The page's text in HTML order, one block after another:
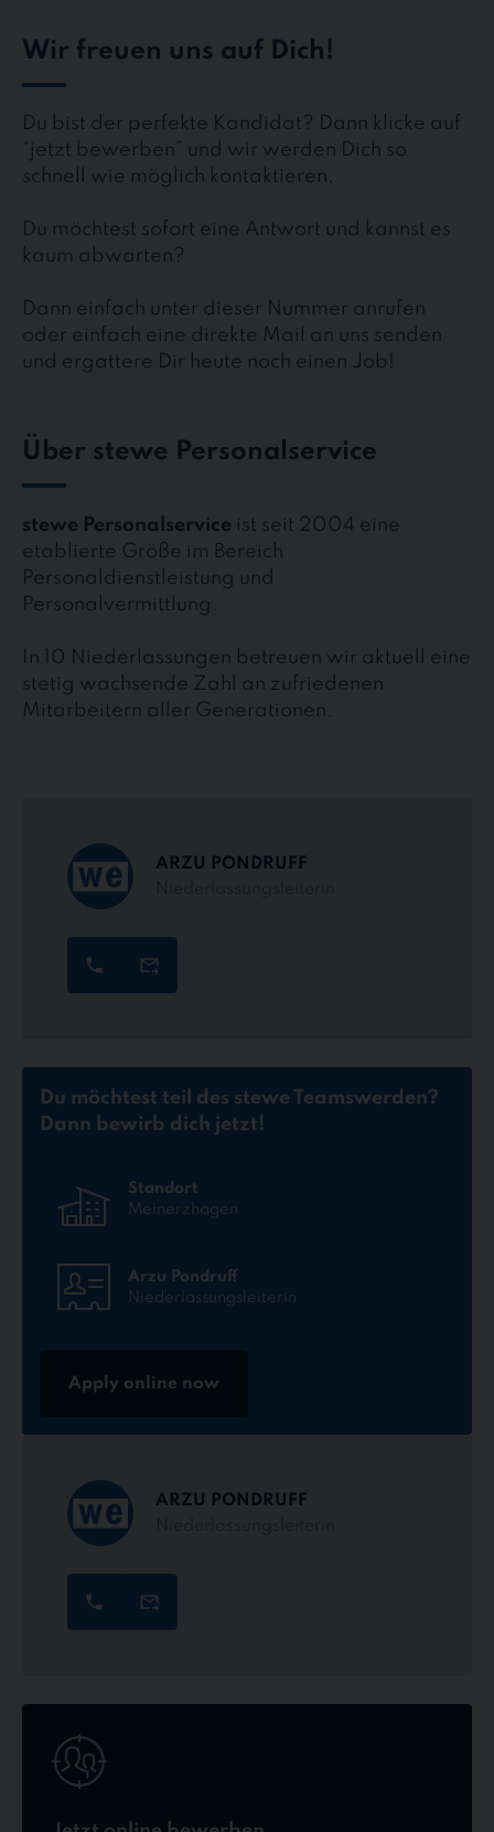
Wir freuen uns auf Dich!
Du bist der perfekte Kandidat? Dann klicke auf
“jetzt bewerben” und wir werden Dich so
schnell wie möglich kontaktieren.
Du möchtest sofort eine Antwort und kannst es
kaum abwarten?
Dann einfach unter dieser Nummer anrufen
oder einfach eine direkte Mail an uns senden
und ergattere Dir heute noch einen Job!
Über stewe Personalservice
stewe Personalservice ist seit 2004 eine
etablierte Größe im Bereich
Personaldienstleistung und
Personalvermittlung.
In 10 Niederlassungen betreuen wir aktuell eine
stetig wachsende Zahl an zufriedenen
Mitarbeitern aller Generationen.
ARZU PONDRUFF
Du möchtest teil des stewe Teamswerden?
Dann bewirb dich jetzt!
Standort
Meinerzhagen
Arzu Pondruff
Niederlassungsleiterin
Apply online now
ARZU PONDRUFF
online
bewerben